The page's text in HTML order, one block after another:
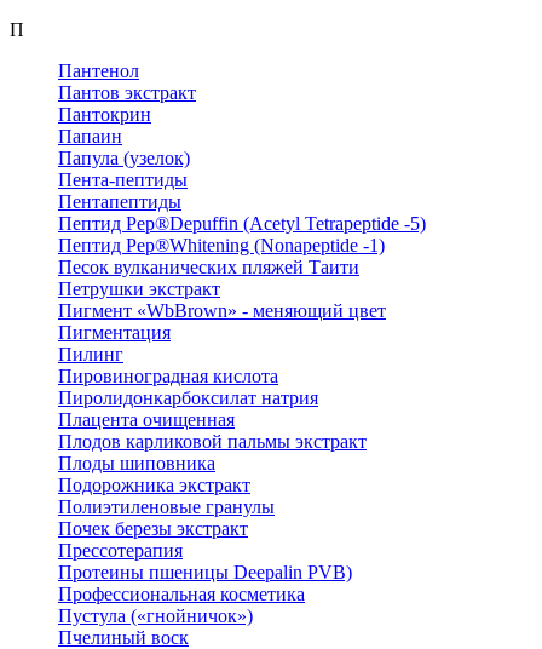
П
Пантенол
Пантов экстракт
Пантокрин
Папаин
Папула (узелок)
Пента-пептиды
Пентапептиды
Пептид Pep®Depuffin (Acetyl Tetrapeptide -5)
Пептид Pep®Whitening (Nonapeptide -1)
Песок вулканических пляжей Таити
Петрушки экстракт
Пигмент «WbBrown» - меняющий цвет
Пигментация
Пилинг
Пировиноградная кислота
Пиролидонкарбоксилат натрия
Плацента очищенная
Плодов карликовой пальмы экстракт
Плоды шиповника
Подорожника экстракт
Полиэтиленовые гранулы
Почек березы экстракт
Прессотерапия
Протеины пшеницы Deepalin PVB)
Профессиональная косметика
Пустула («гнойничок»)
Пчелиный воск